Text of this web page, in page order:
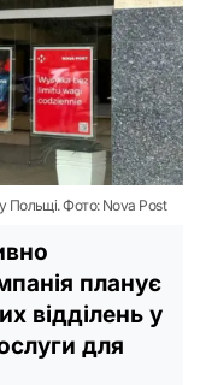
Польщі. Фото: Nova Post
планує
відділень у
для